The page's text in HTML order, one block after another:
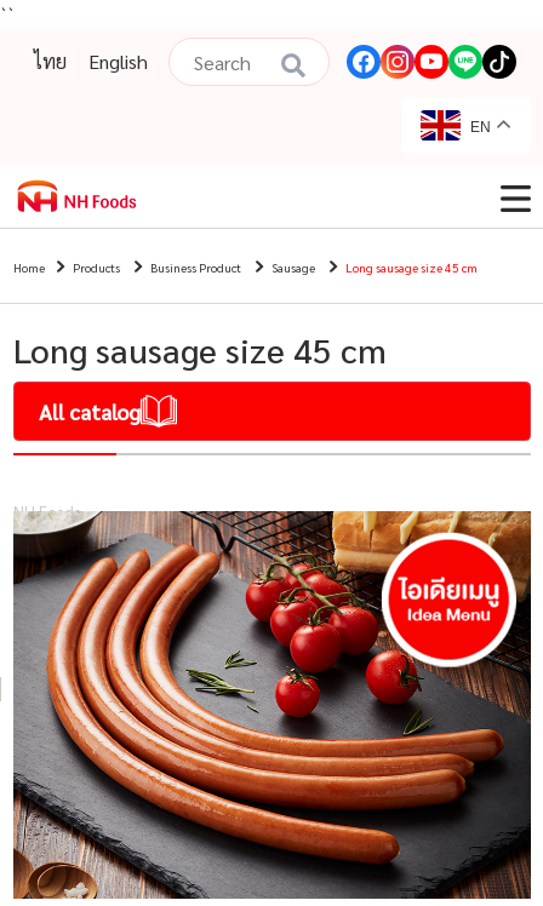
``
ไทย
English
EN
Home Products Business Product Sausage Long sausage size 45 cm
Long sausage size 45 cm
All catalog
NH Foods